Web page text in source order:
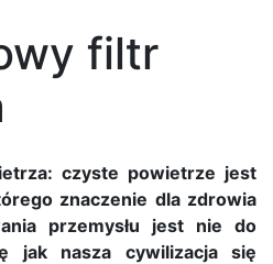
filtr
czyste powietrze jest
znaczenie dla zdrowia
przemysłu jest nie do
jak nasza cywilizacja się